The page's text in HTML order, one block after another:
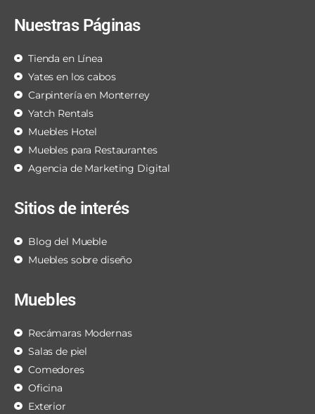
Nuestras Páginas
Tienda en Línea
Yates en los cabos
Carpintería en Monterrey
Yatch Rentals
Muebles Hotel
Muebles para Restaurantes
Agencia de Marketing Digital
Sitios de interés
Blog del Mueble
Muebles sobre diseño
Muebles
Recámaras Modernas
Salas de piel
Comedores
Oficina
Exterior